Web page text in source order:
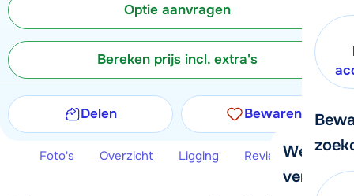
We
verder!
Optie aanvragen
Bereken prijs incl. extra's
Delen Bewaren
Foto's Overzicht Ligging Reviews